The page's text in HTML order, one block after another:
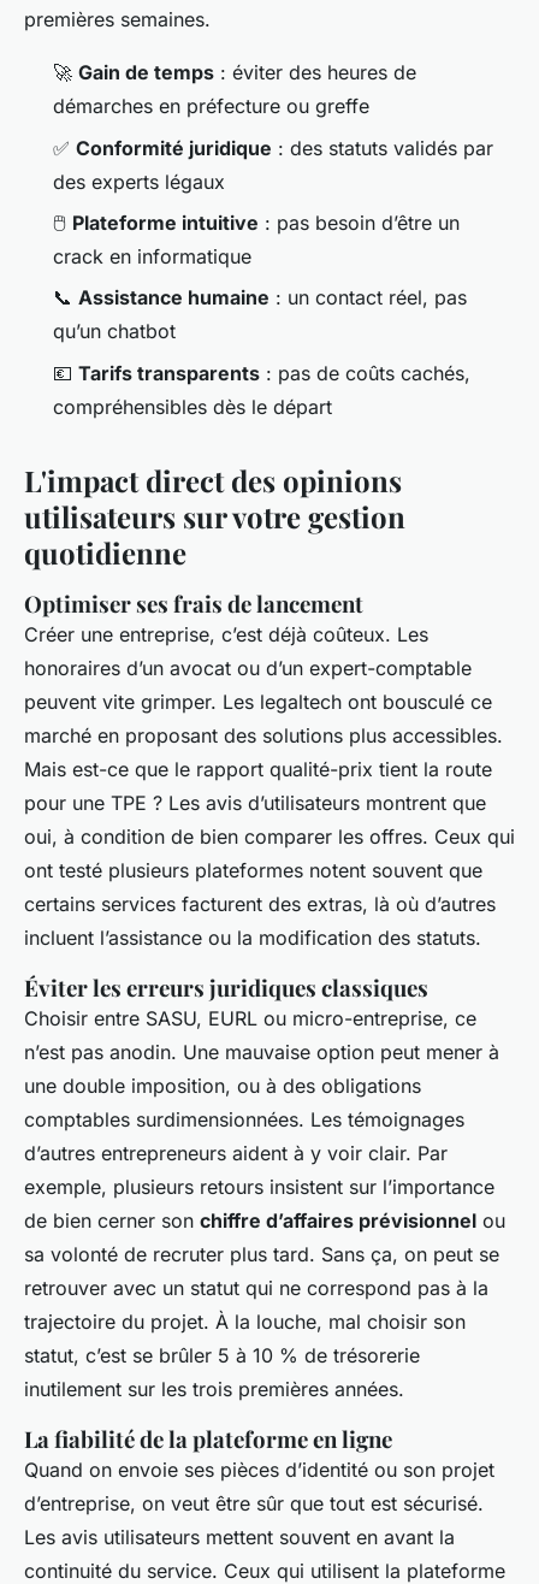
premières semaines.
🚀 Gain de temps : éviter des heures de
démarches en préfecture ou greffe
✅ Conformité juridique : des statuts validés par
des experts légaux
🖱️ Plateforme intuitive : pas besoin d’être un
crack en informatique
📞 Assistance humaine : un contact réel, pas
qu’un chatbot
💶 Tarifs transparents : pas de coûts cachés,
compréhensibles dès le départ
L'impact direct des opinions
utilisateurs sur votre gestion
quotidienne
Optimiser ses frais de lancement
Créer une entreprise, c’est déjà coûteux. Les
honoraires d’un avocat ou d’un expert-comptable
peuvent vite grimper. Les legaltech ont bousculé ce
marché en proposant des solutions plus accessibles.
Mais est-ce que le rapport qualité-prix tient la route
pour une TPE ? Les avis d’utilisateurs montrent que
oui, à condition de bien comparer les offres. Ceux qui
ont testé plusieurs plateformes notent souvent que
certains services facturent des extras, là où d’autres
incluent l’assistance ou la modification des statuts.
Éviter les erreurs juridiques classiques
Choisir entre SASU, EURL ou micro-entreprise, ce
n’est pas anodin. Une mauvaise option peut mener à
une double imposition, ou à des obligations
comptables surdimensionnées. Les témoignages
d’autres entrepreneurs aident à y voir clair. Par
exemple, plusieurs retours insistent sur l’importance
de bien cerner son chiffre d’affaires prévisionnel ou
sa volonté de recruter plus tard. Sans ça, on peut se
retrouver avec un statut qui ne correspond pas à la
trajectoire du projet. À la louche, mal choisir son
statut, c’est se brûler 5 à 10 % de trésorerie
inutilement sur les trois premières années.
La fiabilité de la plateforme en ligne
Quand on envoie ses pièces d’identité ou son projet
d’entreprise, on veut être sûr que tout est sécurisé.
Les avis utilisateurs mettent souvent en avant la
continuité du service. Ceux qui utilisent la plateforme